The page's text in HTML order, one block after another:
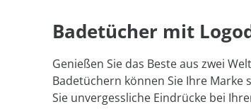
Badetücher mit
Genießen Sie das Beste aus zwei
Badetüchern können Sie Ihre
Sie unvergessliche Eindrücke bei